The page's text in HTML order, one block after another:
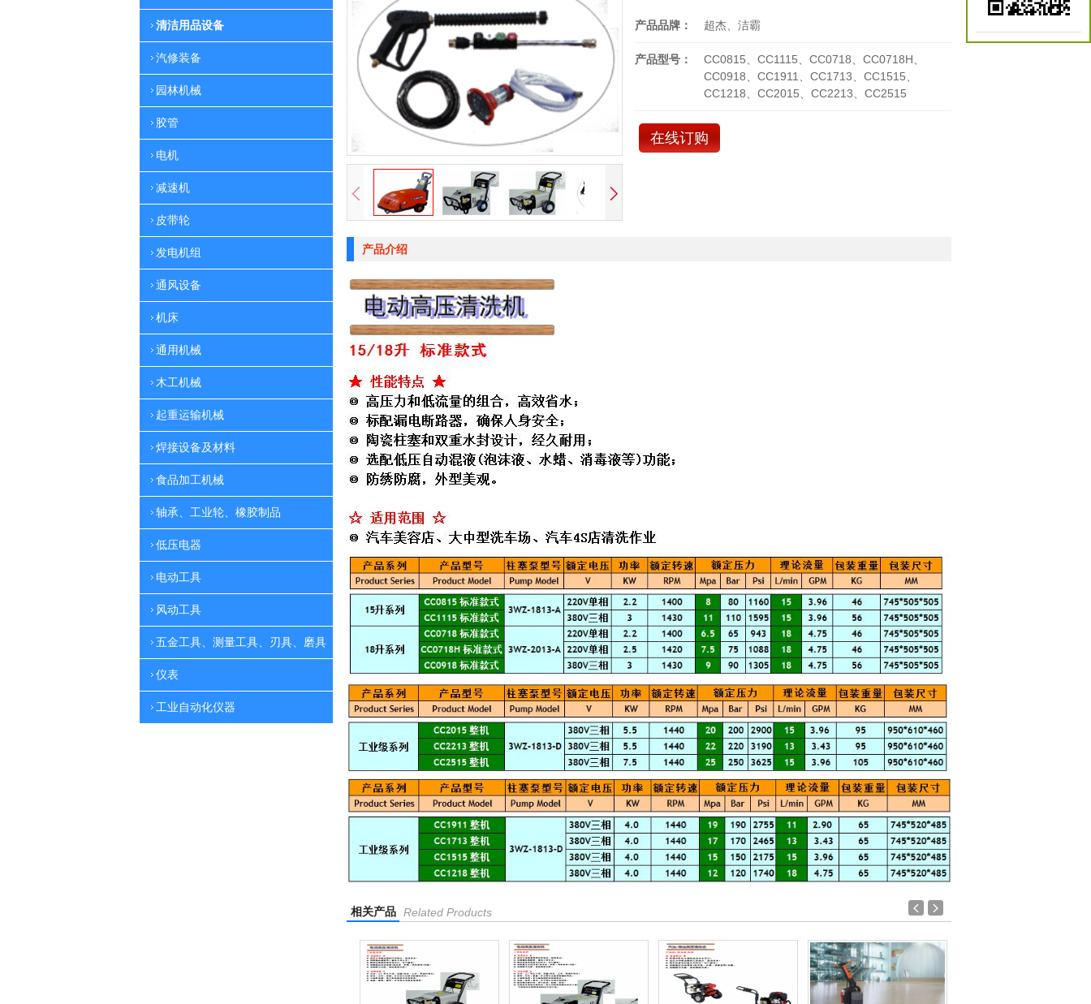
清洁用品设备
汽修装备
园林机械
胶管
电机
减速机
皮带轮
发电机组
通风设备
机床
通用机械
木工机械
起重运输机械
焊接设备及材料
食品加工机械
轴承、工业轮、橡胶制品
低压电器
电动工具
风动工具
五金工具、测量工具、刃具、磨具
仪表
工业自动化仪器
产品品牌： 超杰、洁霸
产品型号：
CC0815、CC1115、CC0718、CC0718H、
CC0918、CC1911、CC1713、CC1515、
CC1218、CC2015、CC2213、CC2515
在线订购
产品介绍
相关产品 Related Products